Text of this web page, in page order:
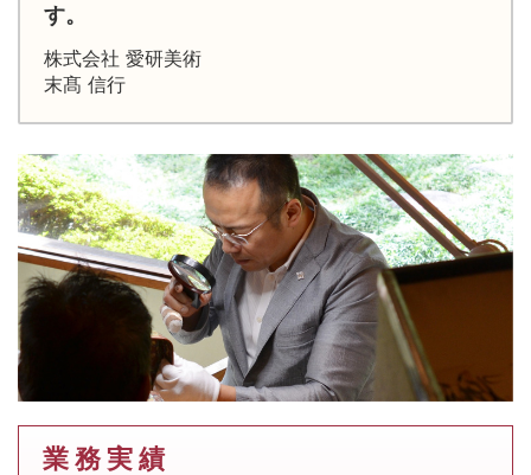
す。
株式会社 愛研美術
末髙 信行
業 務 実 績